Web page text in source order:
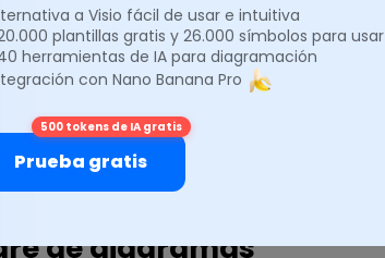
| Impulsado por IA
de Linux como Debian, Ubuntu,
Gentoo y muchas más.
de diagramas
a Visio fácil de usar e intuitiva
plantillas gratis y 26.000 símbolos para usar
herramientas de IA para diagramación
con Nano Banana Pro
500 tokens de IA gratis
Prueba gratis